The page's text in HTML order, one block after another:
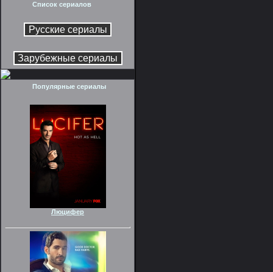
Список сериалов
Популярные сериалы
Люцифер